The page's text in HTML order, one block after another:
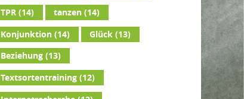
TPR (14) tanzen (14)
Konjunktion (14) Glück (13)
Beziehung (13)
Textsortentraining (12)